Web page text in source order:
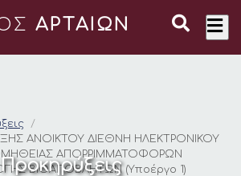
ΑΡΤΑΙΩΝ
ΑΝΟΙΚΤΟΥ ΔΙΕΘΝΗ ΗΛΕΚΤΡΟΝΙΚΟΥ
ΑΠΟΡΡΙΜΜΑΤΟΦΟΡΩΝ
ΒΙΟΑΠΟΒΛΗΤΩΝ (Υποέργο 1)
Προκηρύξεις